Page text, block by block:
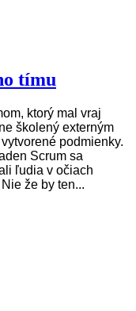
tímu
ktorý mal vraj
školený externým
podmienky.
Scrum sa
ľudia v očiach
že by ten...